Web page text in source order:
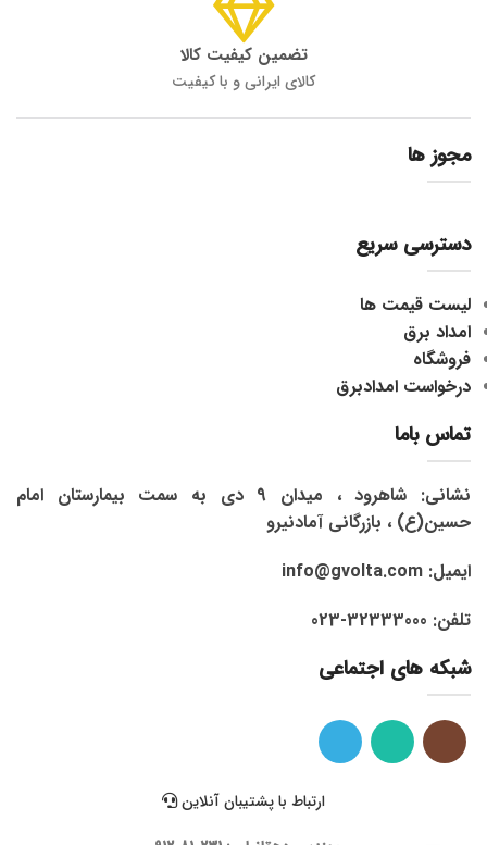
تضمین کیفیت کالا
کالای ایرانی و با کیفیت
مجوز ها
دسترسی سریع
لیست قیمت ها
امداد برق
فروشگاه
درخواست امدادبرق
تماس باما
نشانی: شاهرود ، میدان 9 دی به سمت بیمارستان امام
حسین(ع) ، بازرگانی آمادنیرو
ایمیل: info@gvolta.com
تلفن: 32333000-023
شبکه های اجتماعی
ارتباط با پشتیبان آنلاین